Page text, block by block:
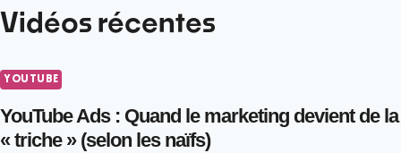
Vidéos récentes
YOUTUBE
YouTube Ads : Quand le marketing devient de la
« triche » (selon les naïfs)